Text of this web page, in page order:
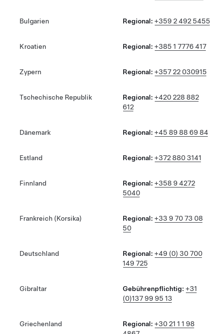
Bulgarien Regional: +359 2 492 5455
Kroatien Regional: +385 1 7776 417
Zypern Regional: +357 22 030915
Tschechische Republik Regional: +420 228 882
612
Dänemark Regional: +45 89 88 69 84
Estland Regional: +372 880 3141
Finnland Regional: +358 9 4272
5040
Frankreich (Korsika) Regional: +33 9 70 73 08
50
Deutschland Regional: +49 (0) 30 700
149 725
Gibraltar Gebührenpflichtig: +31
(0)137 99 95 13
Griechenland Regional: +30 21 1 1 98